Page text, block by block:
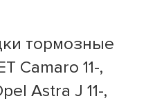
тормозные
Camaro 11-,
Astra J 11-,